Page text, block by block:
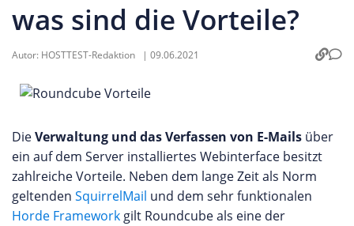
was sind die Vorteile?
Autor: HOSTTEST-Redaktion | 09.06.2021
DieVerwaltung und das Verfassen von E-Mails über
ein auf dem Server installiertes Webinterface besitzt
zahlreiche Vorteile. Neben dem lange Zeit als Norm
geltenden SquirrelMail und dem sehr funktionalen
Horde Framework gilt Roundcube als eine der